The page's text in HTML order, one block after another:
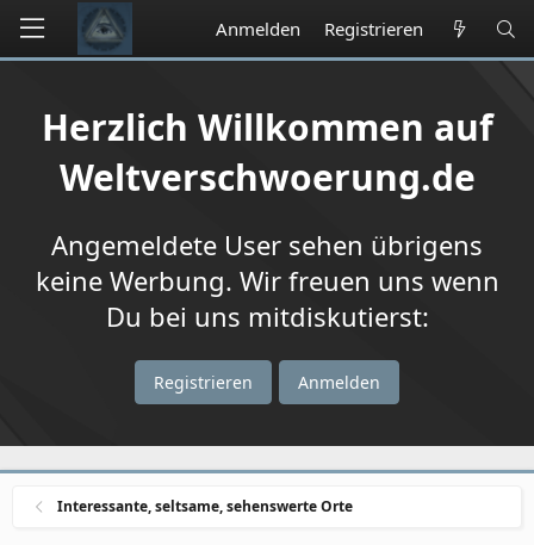
Anmelden Registrieren
Herzlich Willkommen auf
Weltverschwoerung.de
Angemeldete User sehen übrigens
keine Werbung. Wir freuen uns wenn
Du bei uns mitdiskutierst:
Registrieren Anmelden
Interessante, seltsame, sehenswerte Orte